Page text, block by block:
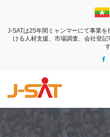
J-SATは25年間ミャンマーにて事業
ける 人材支援、市場調査、会社登